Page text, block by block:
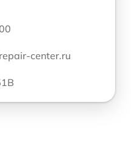
center.ru